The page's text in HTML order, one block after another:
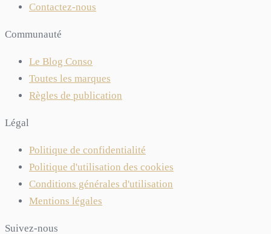
Contactez-nous
Communauté
Le Blog Conso
Toutes les marques
Règles de publication
Légal
Politique de confidentialité
Politique d'utilisation des cookies
Conditions générales d'utilisation
Mentions légales
Suivez-nous